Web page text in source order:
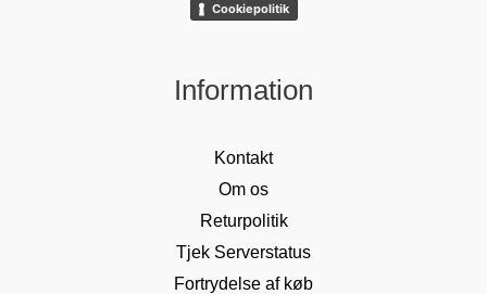
Cookiepolitik
Information
Kontakt
Om os
Returpolitik
Tjek Serverstatus
Fortrydelse af køb